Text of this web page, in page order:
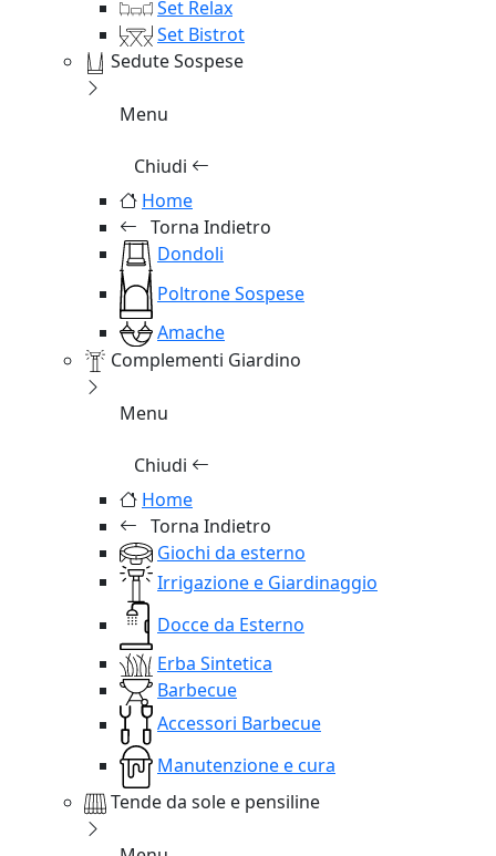
Set Relax
Set Bistrot
Sedute Sospese
Menu
Chiudi
Home
Torna Indietro
Dondoli
Poltrone Sospese
Amache
Complementi Giardino
Menu
Chiudi
Home
Torna Indietro
Giochi da esterno
Irrigazione e Giardinaggio
Docce da Esterno
Erba Sintetica
Barbecue
Accessori Barbecue
Manutenzione e cura
Tende da sole e pensiline